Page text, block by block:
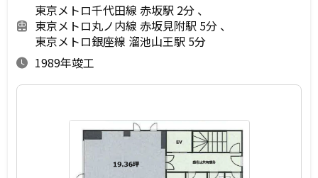
東京メトロ千代田線 赤坂駅 2分
東京メトロ丸ノ内線 赤坂見附駅 5分
東京メトロ銀座線 溜池山王駅 5分
1989年竣工